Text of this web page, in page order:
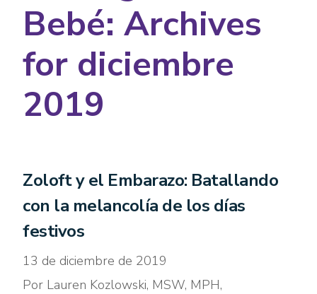
Bebé: Archives
for diciembre
2019
Zoloft y el Embarazo: Batallando
con la melancolía de los días
festivos
13 de diciembre de 2019
Por Lauren Kozlowski, MSW, MPH,